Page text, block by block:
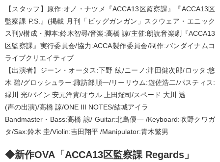
【スタッフ】原作:オノ・ナツメ『ACCA13区監察課』『ACCA13区
監察課 P.S.』(掲載 月刊「ビッグガンガン」スクウェア・エニック
ス刊)/構成・脚本:鈴木智尋/音楽:高橋 諒/主催:朗読音楽劇『ACCA13
区監察課』実行委員会/協力:ACCA製作委員会/制作:バンダイナムコ
ライブクリエイティブ
【出演者】ジーン・オータス:下野 紘/ニーノ:津田健次郎/ロッタ:悠
木 碧/グロッシュラー:諏訪部順一/リーリウム:遊佐浩二/パスティス:
緑川 光/パイン:安元洋貴/オウル:上田燿司/スペード:大川 透
(声の出演)/高橋 諒/ONE III NOTES/結城アイラ
Bandmaster・Bass:高橋 諒/ Guitar:北島優一 /Keyboard:吹野クワガ
タ/Sax:鈴木 圭/Violin:吉田翔平 /Manipulator:青木繁男
◆新作OVA「ACCA13区監察課 Regards」